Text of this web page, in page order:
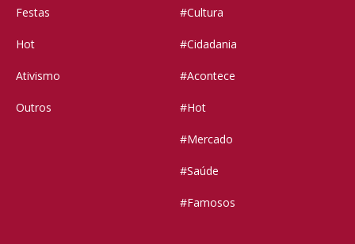
Festas
Hot
Ativismo
Outros
#Cultura
#Cidadania
#Acontece
#Hot
#Mercado
#Saúde
#Famosos